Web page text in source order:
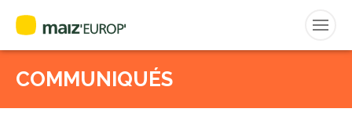
Rechercher
:
COMMUNIQUÉS